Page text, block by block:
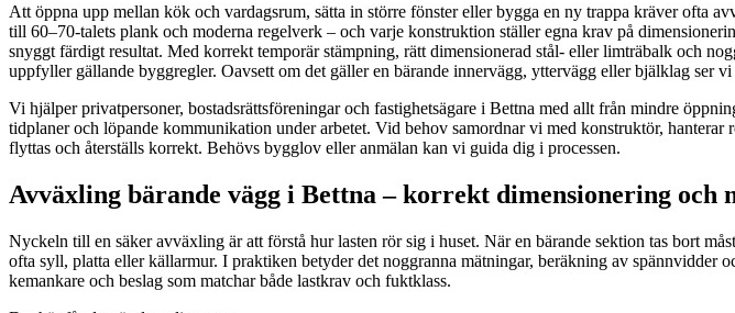
Att öppna upp mellan kök och vardagsrum, sätta in större fönster eller bygga en ny trappa kräver ofta
till 60–70-talets plank och moderna regelverk – och varje konstruktion ställer egna krav på
snyggt färdigt resultat. Med korrekt temporär stämpning, rätt dimensionerad stål- eller limträbalk och
uppfyller gällande byggregler. Oavsett om det gäller en bärande innervägg, yttervägg eller bjälklag ser
Vi hjälper privatpersoner, bostadsrättsföreningar och fastighetsägare i Bettna med allt från mindre
tidplaner och löpande kommunikation under arbetet. Vid behov samordnar vi med konstruktör,
flyttas och återställs korrekt. Behövs bygglov eller anmälan kan vi guida dig i processen.
Avväxling bärande vägg i Bettna – korrekt dimensionering och
Nyckeln till en säker avväxling är att förstå hur lasten rör sig i huset. När en bärande sektion tas bort
ofta syll, platta eller källarmur. I praktiken betyder det noggranna mätningar, beräkning av
kemankare och beslag som matchar både lastkrav och fuktklass.